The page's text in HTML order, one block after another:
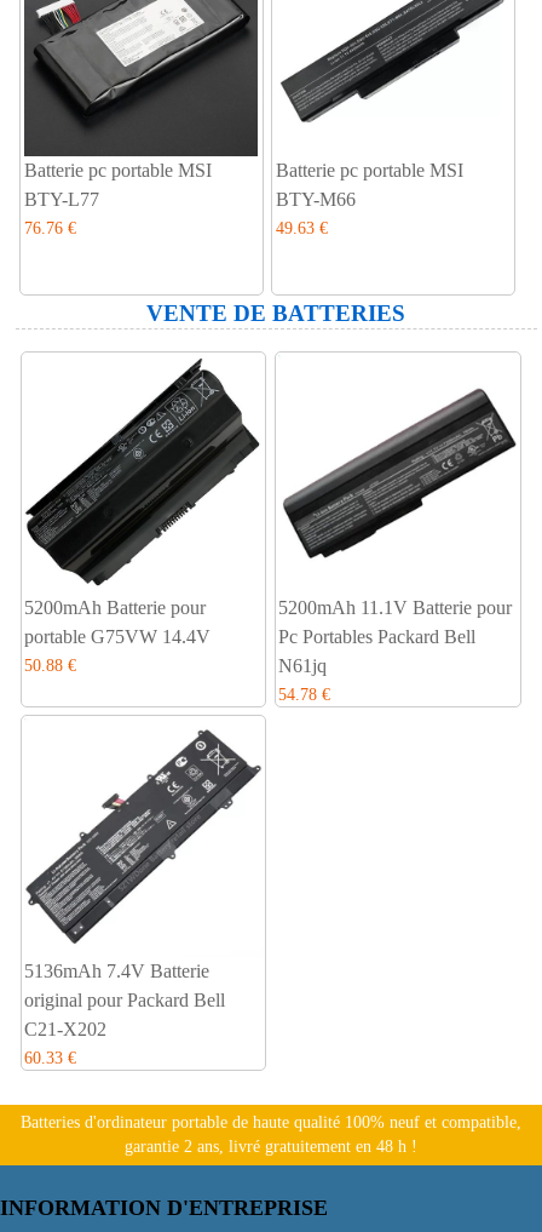
Batterie pc portable MSI
BTY-L77
76.76 €
Batterie pc portable MSI
BTY-M66
49.63 €
VENTE DE BATTERIES
5200mAh Batterie pour
portable G75VW 14.4V
50.88 €
5200mAh 11.1V Batterie pour
Pc Portables Packard Bell
N61jq
54.78 €
5136mAh 7.4V Batterie
original pour Packard Bell
C21-X202
60.33 €
Batteries d'ordinateur portable de haute qualité 100% neuf et compatible,
garantie 2 ans, livré gratuitement en 48 h !
INFORMATION D'ENTREPRISE